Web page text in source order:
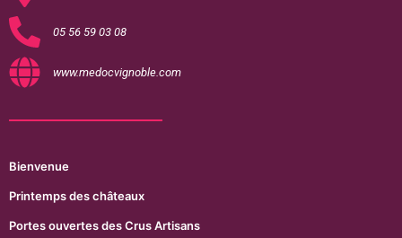
05 56 59 03 08
www.medocvignoble.com
Bienvenue
Printemps des châteaux
Portes ouvertes des Crus Artisans